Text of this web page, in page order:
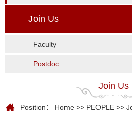
Join Us
Faculty
Postdoc
Join Us
Position： Home >> PEOPLE >>